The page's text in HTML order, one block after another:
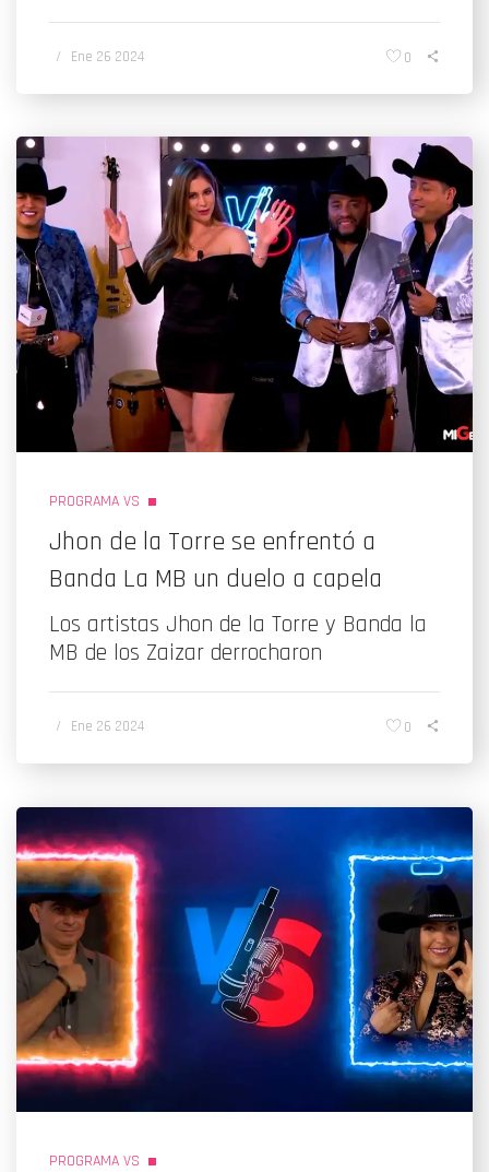
/ Ene 26 2024 0
PROGRAMA VS
Jhon de la Torre se enfrentó a
Banda La MB un duelo a capela
Los artistas Jhon de la Torre y Banda la
MB de los Zaizar derrocharon
/ Ene 26 2024 0
PROGRAMA VS